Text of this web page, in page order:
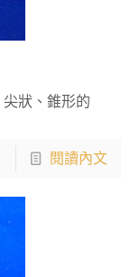
狀、錐形的
閱讀內文